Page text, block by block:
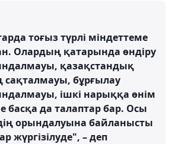
тоғыз түрлі міндеттеме
Олардың қатарында өндіру
қазақстандық
сақталмауы, бұрғылау
ішкі нарыққа өнім
басқа да талаптар бар. Осы
орындалуына байланысты
жүргізілуде", – деп